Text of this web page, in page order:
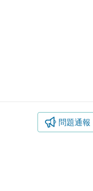
問題通報